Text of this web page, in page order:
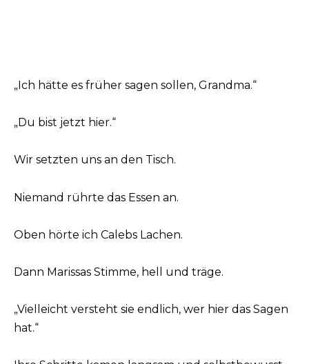
„Ich hätte es früher sagen sollen, Grandma.“
„Du bist jetzt hier.“
Wir setzten uns an den Tisch.
Niemand rührte das Essen an.
Oben hörte ich Calebs Lachen.
Dann Marissas Stimme, hell und träge.
„Vielleicht versteht sie endlich, wer hier das Sagen
hat.“